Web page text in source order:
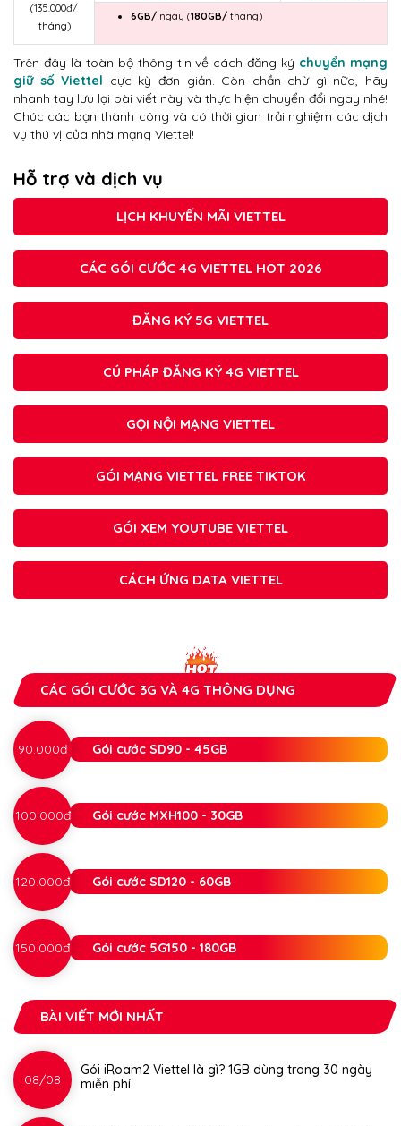
(135.000đ/
tháng)
6GB/ ngày (180GB/ tháng)
Trên đây là toàn bộ thông tin về cách đăng ký chuyển mạng
giữ số Viettel cực kỳ đơn giản. Còn chần chừ gì nữa, hãy
nhanh tay lưu lại bài viết này và thực hiện chuyển đổi ngay nhé!
Chúc các bạn thành công và có thời gian trải nghiệm các dịch
vụ thú vị của nhà mạng Viettel!
Hỗ trợ và dịch vụ
LỊCH KHUYẾN MÃI VIETTEL
CÁC GÓI CƯỚC 4G VIETTEL HOT 2026
ĐĂNG KÝ 5G VIETTEL
CÚ PHÁP ĐĂNG KÝ 4G VIETTEL
GỌI NỘI MẠNG VIETTEL
GÓI MẠNG VIETTEL FREE TIKTOK
GÓI XEM YOUTUBE VIETTEL
CÁCH ỨNG DATA VIETTEL
CÁC GÓI CƯỚC 3G VÀ 4G THÔNG DỤNG
90.000đ Gói cước SD90 - 45GB
100.000đ Gói cước MXH100 - 30GB
120.000đ Gói cước SD120 - 60GB
150.000đ Gói cước 5G150 - 180GB
BÀI VIẾT MỚI NHẤT
08/08
Gói iRoam2 Viettel là gì? 1GB dùng trong 30 ngày
miễn phí